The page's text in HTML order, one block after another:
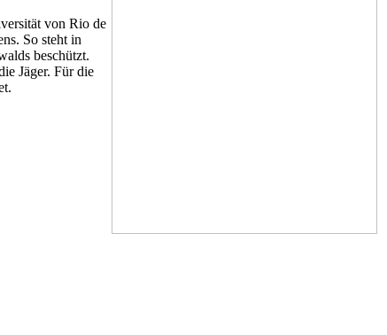
von Rio de
So steht in
beschützt.
Jäger. Für die